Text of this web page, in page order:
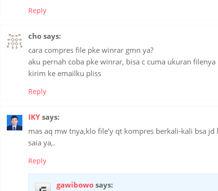
Reply
cho says:
cara compres file pke winrar gmn ya?
aku pernah coba pke winrar, bisa c cuma ukuran
kirim ke emailku pliss
Reply
IKY says:
mas aq mw tnya,klo file’y qt kompres berkali-kali bsa jd
saia ya,.
Reply
gawibowo says: